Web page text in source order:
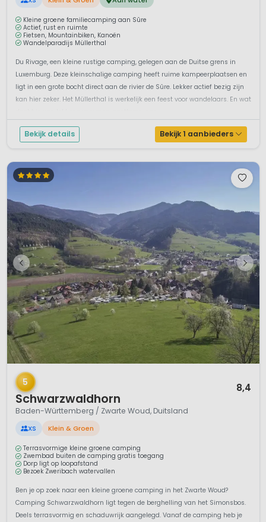
Kleine groene familiecamping aan Sûre
Actief, rust en ruimte
Fietsen, Mountainbiken, Kanoën
Wandelparadijs Müllerthal
Du Rivage, een kleine rustige camping, gelegen aan de Duitse grens in
Luxemburg. Deze kleinschalige camping heeft ruime kampeerplaatsen en
ligt in een grote bocht direct aan de rivier de Sûre. Lekker actief bezig zijn
kan hier zeker. Het Müllerthal is werkelijk een feest voor wandelaars. En wat
Bekijk details Bekijk 1 aanbieders
1 / 7
5
Schwarzwaldhorn
8,4
Baden-Württemberg / Zwarte Woud, Duitsland
XS Klein & Groen
Terrasvormige kleine groene camping
Zwembad buiten de camping gratis toegang
Dorp ligt op loopafstand
Bezoek Zweribach watervallen
Ben je op zoek naar een kleine groene camping in het Zwarte Woud?
Camping Schwarzwaldhorn ligt tegen de berghelling van het Simonsbos.
Deels terrasvormig en schaduwrijk aangelegd. Vanaf de camping heb je